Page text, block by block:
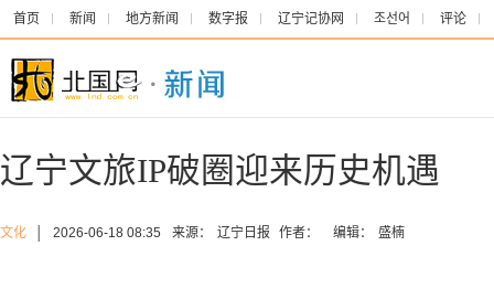
首页 新闻 地方新闻 数字报 辽宁记协网 조선어 评论
辽宁文旅IP破圈迎来历史机遇
文化 2026-06-18 08:35 来源： 辽宁日报 作者： 编辑： 盛楠